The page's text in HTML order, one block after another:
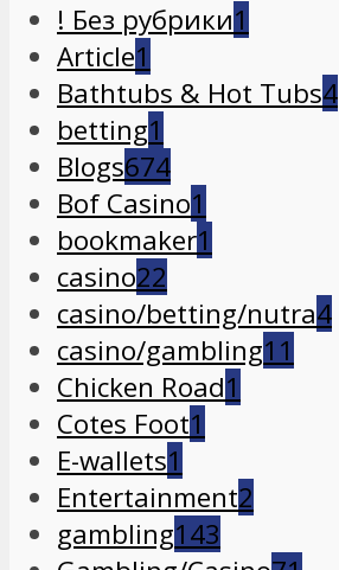
! Без рубрики1
Article1
Bathtubs & Hot Tubs4
betting1
Blogs674
Bof Casino1
bookmaker1
casino22
casino/betting/nutra4
casino/gambling11
Chicken Road1
Cotes Foot1
E-wallets1
Entertainment2
gambling143